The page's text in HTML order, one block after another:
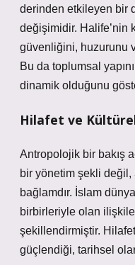
derinden etkileyen bir
değişimidir. Halife’nin
güvenliğini, huzurunu
Bu da toplumsal
dinamik olduğunu
Hilafet ve
Antropolojik bir bakış
bir yönetim şekli değil,
bağlamdır. İslam
birbirleriyle olan
şekillendirmiştir. Hilafet
güçlendiği, tarihsel